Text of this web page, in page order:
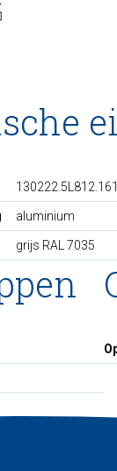
130222.5L812.161
aluminium
grijs RAL 7035